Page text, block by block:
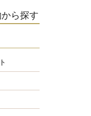
ら探す